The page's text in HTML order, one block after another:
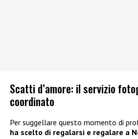
Scatti d’amore: il servizio
coordinato
Per suggellare questo momento di
ha scelto di regalarsi e regalare a